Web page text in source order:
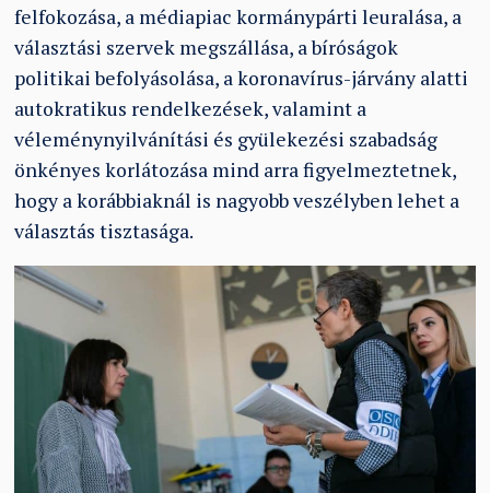
felfokozása, a médiapiac kormánypárti leuralása, a
választási szervek megszállása, a bíróságok
politikai befolyásolása, a koronavírus-járvány alatti
autokratikus rendelkezések, valamint a
véleménynyilvánítási és gyülekezési szabadság
önkényes korlátozása mind arra figyelmeztetnek,
hogy a korábbiaknál is nagyobb veszélyben lehet a
választás tisztasága.